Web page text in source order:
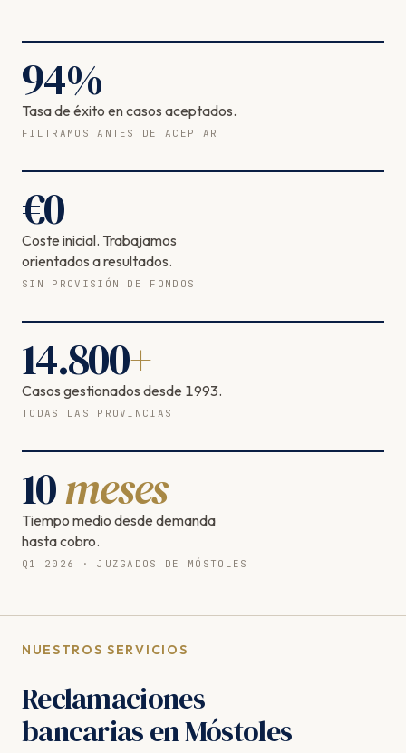
94%
Tasa de éxito en casos aceptados.
FILTRAMOS ANTES DE ACEPTAR
€0
Coste inicial. Trabajamos
orientados a resultados.
SIN PROVISIÓN DE FONDOS
14.800+
Casos gestionados desde 1993.
TODAS LAS PROVINCIAS
10meses
Tiempo medio desde demanda
hasta cobro.
Q1 2026 · JUZGADOS DE MÓSTOLES
NUESTROS SERVICIOS
Reclamaciones
bancarias en Móstoles